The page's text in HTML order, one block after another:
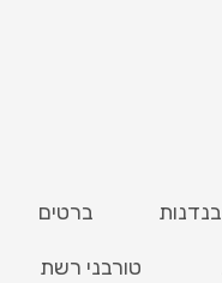
בנדנות ברטים
טורבני רשת